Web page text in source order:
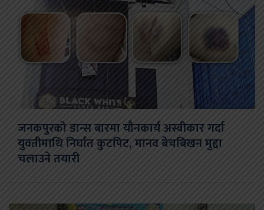
जनकपुरको डान्स बारमा यौनकार्य अस्वीकार गर्दा
युवतीमाथि निर्घात कुटपिट, मानव बेचबिखन मुद्दा
चलाउने तयारी